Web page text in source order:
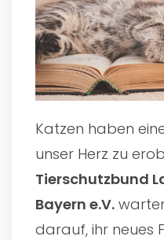
Katzen haben
unser Herz zu
Tierschutzbund
Bayern e.V.
darauf, ihr neues